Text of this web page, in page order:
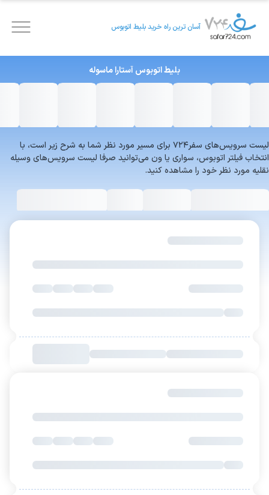
آسان ترین راه خرید بلیط اتوبوس
بلیط اتوبوسآستاراماسوله
لیست سرویس‌های سفر۷۲۴ برای مسیر مورد نظر شما به شرح زیر است، با
انتخاب فیلتر اتوبوس، سواری یا ون می‌توانید صرفا لیست سرویس‌های وسیله
نقلیه مورد نظر خود را مشاهده کنید.